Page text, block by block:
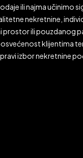
ili najma učinimo
nekretnine,
ili pouzdanog
klijentima
izbor nekretnine